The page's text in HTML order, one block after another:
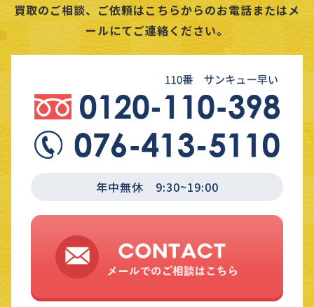
買取のご相談、ご依頼はこちらからのお電話またはメ
ールにてご連絡ください。
年中無休 9:30~19:00